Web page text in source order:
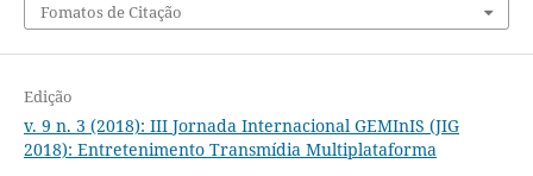
Fomatos de Citação
Edição
v. 9 n. 3 (2018): III Jornada Internacional GEMInIS (JIG
2018): Entretenimento Transmídia Multiplataforma